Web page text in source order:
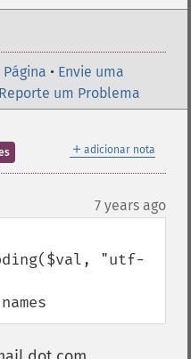
• Envie uma
Reporte um Problema
＋ adicionar nota
7 years ago
"utf-